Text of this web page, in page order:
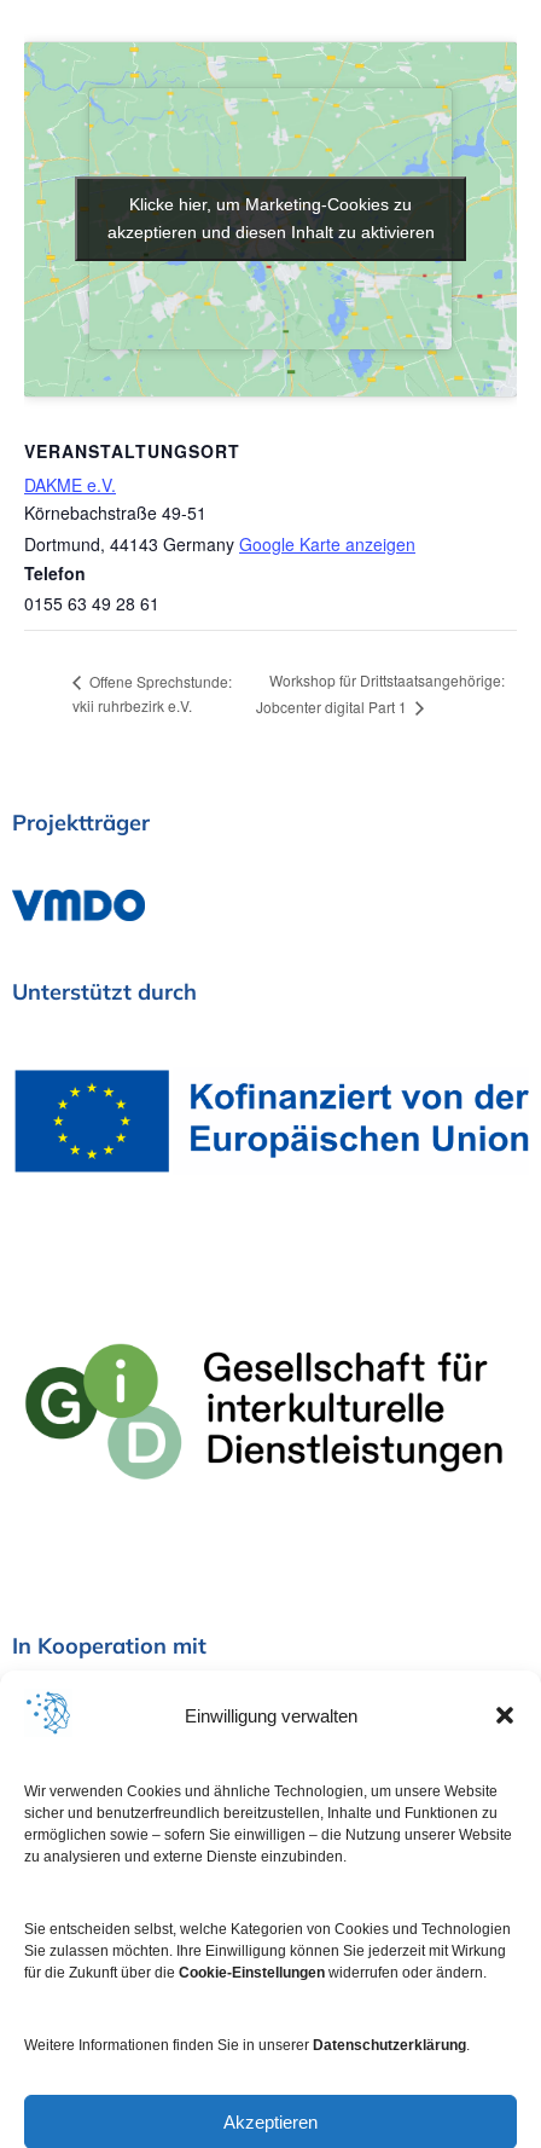
Einwilligung verwalten
Wir verwenden Cookies und ähnliche Technologien, um unsere Website
sicher und benutzerfreundlich bereitzustellen, Inhalte und Funktionen zu
ermöglichen sowie – sofern Sie einwilligen – die Nutzung unserer Website
zu analysieren und externe Dienste einzubinden.
Sie entscheiden selbst, welche Kategorien von Cookies und Technologien
Sie zulassen möchten. Ihre Einwilligung können Sie jederzeit mit Wirkung
für die Zukunft über die Cookie-Einstellungen widerrufen oder ändern.
Weitere Informationen finden Sie in unserer Datenschutzerklärung.
Akzeptieren
VERANSTALTUNGSORT
DAKME e.V.
Körnebachstraße 49-51
Dortmund, 44143 Germany Google Karte anzeigen
Telefon
0155 63 49 28 61
Klicke hier, um Marketing-Cookies zu
akzeptieren und diesen Inhalt zu aktivieren
Klicke hier, um Marketing-Cookies zu
akzeptieren und diesen Inhalt zu aktivieren
Offene Sprechstunde:
vkii ruhrbezirk e.V.
Workshop für Drittstaatsangehörige:
Jobcenter digital Part 1
Projektträger
Unterstützt durch
In Kooperation mit